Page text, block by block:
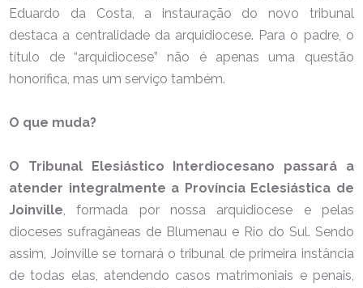
Eduardo da Costa, a instauração do novo tribunal
destaca a centralidade da arquidiocese. Para o padre, o
título de “arquidiocese” não é apenas uma questão
honorífica, mas um serviço também.
O que muda?
O Tribunal Elesiástico Interdiocesano passará a
atender integralmente a Província Eclesiástica de
Joinville, formada por nossa arquidiocese e pelas
dioceses sufragâneas de Blumenau e Rio do Sul. Sendo
assim, Joinville se tornará o tribunal de primeira instância
de todas elas, atendendo casos matrimoniais e penais,